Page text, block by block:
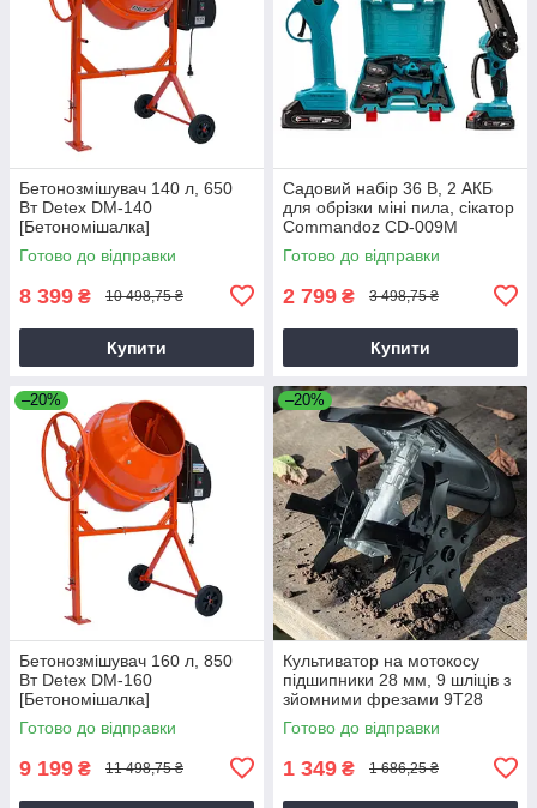
Бетонозмішувач 140 л, 650
Вт Detex DM-140
[Бетономішалка]
Готово до відправки
8 399 ₴ 10 498,75 ₴
Купити
Садовий набір 36 В, 2 АКБ
для обрізки міні пила, сікатор
Commandoz CD-009M
Готово до відправки
2 799 ₴ 3 498,75 ₴
Купити
–20%
Бетонозмішувач 160 л, 850
Вт Detex DM-160
[Бетономішалка]
Готово до відправки
9 199 ₴ 11 498,75 ₴
–20%
Культиватор на мотокосу
підшипники 28 мм, 9 шліців з
зйомними фрезами 9T28
Готово до відправки
1 349 ₴ 1 686,25 ₴